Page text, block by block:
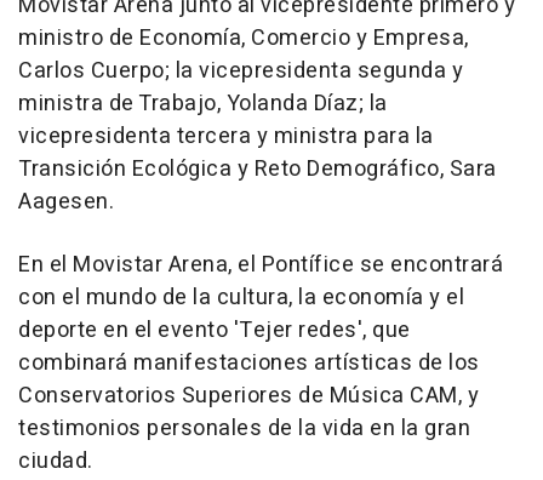
ministro de Economía, Comercio y Empresa,
Carlos Cuerpo; la vicepresidenta segunda y
ministra de Trabajo, Yolanda Díaz; la
vicepresidenta tercera y ministra para la
Transición Ecológica y Reto Demográfico, Sara
Aagesen.
En el Movistar Arena, el Pontífice se encontrará
con el mundo de la cultura, la economía y el
deporte en el evento 'Tejer redes', que
combinará manifestaciones artísticas de los
Conservatorios Superiores de Música CAM, y
testimonios personales de la vida en la gran
ciudad.